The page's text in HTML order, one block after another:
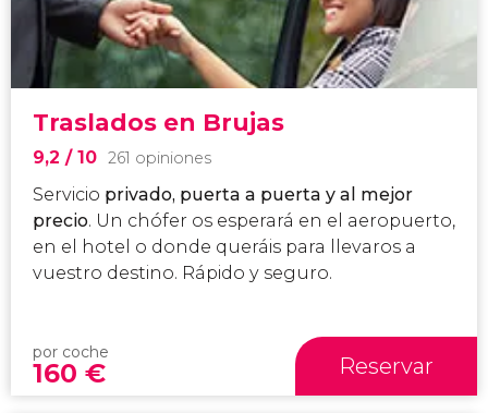
Traslados en Brujas
9,2 / 10 261 opiniones
Servicio privado, puerta a puerta y al mejor
precio. Un chófer os esperará en el aeropuerto,
en el hotel o donde queráis para llevaros a
vuestro destino. Rápido y seguro.
por coche
160 € Reservar